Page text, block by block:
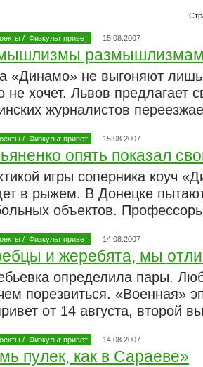
/ Физкульт привет 15.08.2007
размышлизмам
«Динамо» не выгоняют лишь
не хочет. Львов предлагает
журналистов
/ Физкульт привет 15.08.2007
опять показал
игры соперника коуч
в рыжем. В Донецке
объектов.
/ Физкульт привет 14.08.2007
и жеребята, мы
определила пары.
порезвиться. «Военная»
от 14 августа, второй
/ Физкульт привет 14.08.2007
пулек, как в Сараеве»